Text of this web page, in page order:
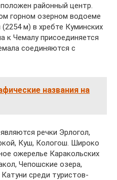
районный центр.
горном озерном водоеме
м) в хребте Куминских
к Чемалу присоединяется
соединяются с
названия на
речки Эрлогол,
Куш, Кологош. Широко
ожерелье Каракольских
Чепошские озера,
среди туристов-